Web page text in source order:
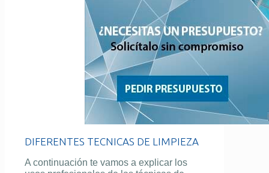
DIFERENTES TECNICAS DE LIMPIEZA
A continuación te vamos a explicar los